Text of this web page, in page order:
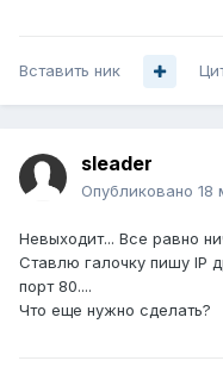
Вставить ник
sleader
Опубликовано 18
Невыходит... Все равно
Ставлю галочку пишу IP
порт 80....
Что еще нужно сделать?